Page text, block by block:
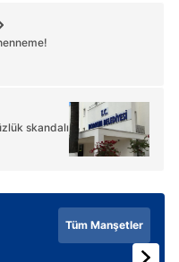
skandalı
Tüm Manşetler